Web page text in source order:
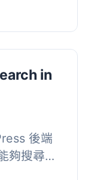
, 它提供
in
後端
夠搜尋使